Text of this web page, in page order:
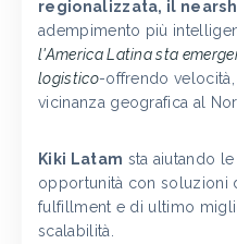
regionalizzata, il
adempimento più
l'America Latina sta
logistico-offrendo
vicinanza geografica al
Kiki Latam sta aiutando
opportunità con soluzioni
fulfillment e di ultimo
scalabilità.